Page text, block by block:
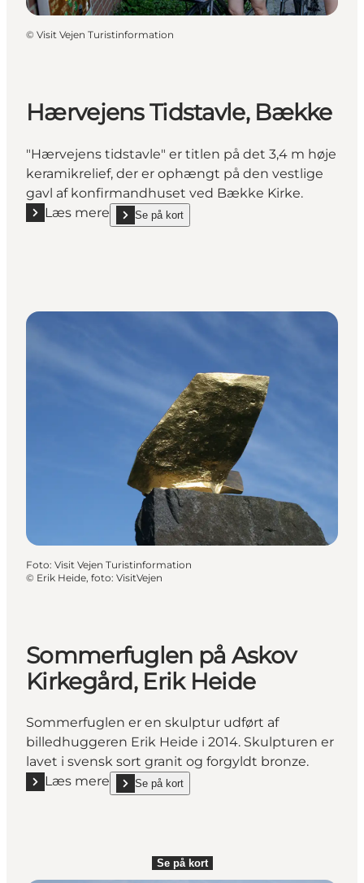
© Visit Vejen Turistinformation
Hærvejens Tidstavle, Bække
"Hærvejens tidstavle" er titlen på det 3,4 m høje
keramikrelief, der er ophængt på den vestlige
gavl af konfirmandhuset ved Bække Kirke.
Læs mere
Læs mere "Hærvejens Tidstavle, Bække"
Se på kort
show Hærvejens Tidstavle, Bække on_map
Foto: Visit Vejen Turistinformation
© Erik Heide, foto: VisitVejen
Sommerfuglen på Askov
Kirkegård, Erik Heide
Sommerfuglen er en skulptur udført af
billedhuggeren Erik Heide i 2014. Skulpturen er
lavet i svensk sort granit og forgyldt bronze.
Læs mere
Læs mere "Sommerfuglen på Askov Kirkegård, Erik
Se på kort
show Sommerfuglen på Askov Kirkegård, Erik
Se på kort